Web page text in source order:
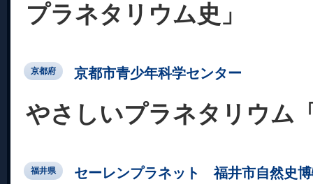
プラネタリウム史」
京都府 京都市青少年科学センター
やさしいプラネタリウム
福井県 セーレンプラネット 福井市自然史